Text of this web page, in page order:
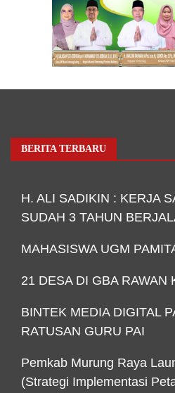
BERITA TERBARU
H. ALI SADIKIN : KERJA
SUDAH 3 TAHUN
MAHASISWA UGM
21 DESA DI GBA RAWAN
BINTEK MEDIA DIGITAL
RATUSAN GURU PAI
Pemkab Murung Raya
(Strategi Implementasi